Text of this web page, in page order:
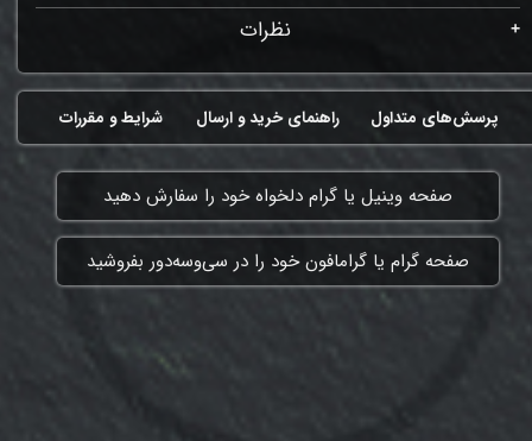
نظرات
شرایط و مقررات راهنمای خرید و ارسال پرسش‌های متداول
​صفحه وینیل یا گرام دلخواه خود را سفارش دهید
​صفحه گرام یا گرامافون خود را در سی‌وسه‌دور بفروشید